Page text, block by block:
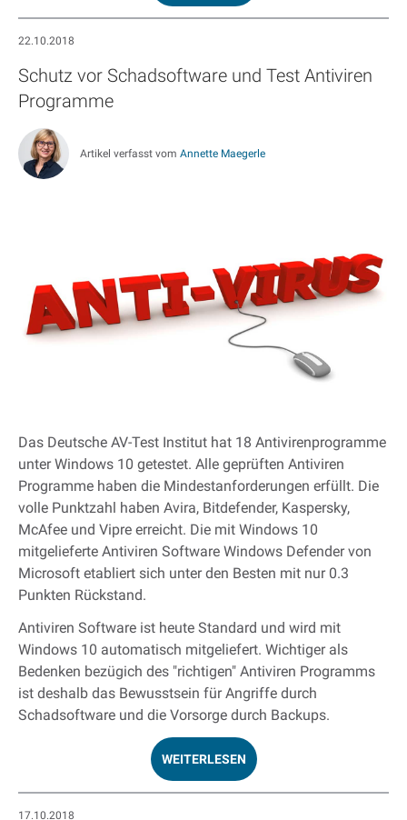
22.10.2018
Schutz vor Schadsoftware und Test Antiviren
Programme
Artikel verfasst vom Annette Maegerle
Das Deutsche AV-Test Institut hat 18 Antivirenprogramme
unter Windows 10 getestet. Alle geprüften Antiviren
Programme haben die Mindestanforderungen erfüllt. Die
volle Punktzahl haben Avira, Bitdefender, Kaspersky,
McAfee und Vipre erreicht. Die mit Windows 10
mitgelieferte Antiviren Software Windows Defender von
Microsoft etabliert sich unter den Besten mit nur 0.3
Punkten Rückstand.
Antiviren Software ist heute Standard und wird mit
Windows 10 automatisch mitgeliefert. Wichtiger als
Bedenken bezügich des "richtigen" Antiviren Programms
ist deshalb das Bewusstsein für Angriffe durch
Schadsoftware und die Vorsorge durch Backups.
WEITERLESEN
17.10.2018